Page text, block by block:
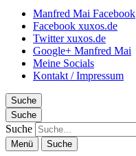
Manfred Mai Facebook
Facebook xuxos.de
Twitter xuxos.de
Google+ Manfred Mai
Meine Socials
Kontakt / Impressum
Suche
Suche
Suche
Menü Suche